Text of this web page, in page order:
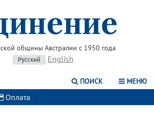
общины Австралии с 1950 года
Русский English
ПОИСК МЕНЮ
Оплата |